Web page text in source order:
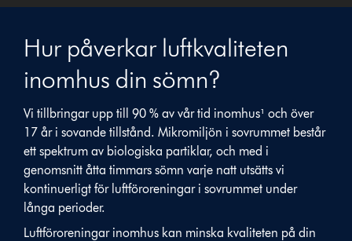
Hur påverkar luftkvaliteten
inomhus din sömn?
Vi tillbringar upp till 90 % av vår tid inomhus¹ och över
17 år i sovande tillstånd. Mikromiljön i sovrummet består
ett spektrum av biologiska partiklar, och med i
genomsnitt åtta timmars sömn varje natt utsätts vi
kontinuerligt för luftföroreningar i sovrummet under
långa perioder.
Luftföroreningar inomhus kan minska kvaliteten på din